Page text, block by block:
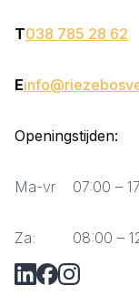
T038 785 28 62
E
Openingstijden:
Ma-vr 07:00 –
Za: 08:00 –